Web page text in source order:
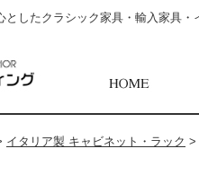
したクラシック家具・輸入家具
イタリア製 キャビネット・ラック >